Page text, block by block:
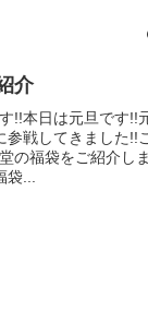
介
!!本日は元旦です!!
戦してきました!!
の福袋をご紹介し
...